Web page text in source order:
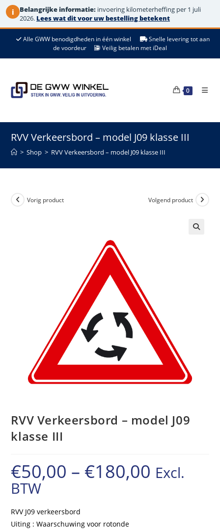
i Belangrijke informatie: invoering kilometerheffing per 1 juli
2026. Lees wat dit voor uw bestelling betekent
de
Alle GWW benodigdheden in één winkel
Snelle levering tot aan
de voordeur
Veilig betalen met iDeal
0
RVV Verkeersbord – model J09 klasse III
> Shop > RVV Verkeersbord – model J09 klasse III
Vorig product Volgend product
RVV Verkeersbord – model J09
klasse III
€50,00 – €180,00 Prijsklasse:
Excl.
BTW
RVV J09 verkeersbord
Uiting : Waarschuwing voor rotonde